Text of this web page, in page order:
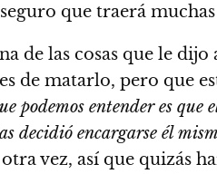
que traerá muchas
de las cosas que le
de matarlo, pero que
podemos entender es que
decidió encargarse él
vez, así que quizás